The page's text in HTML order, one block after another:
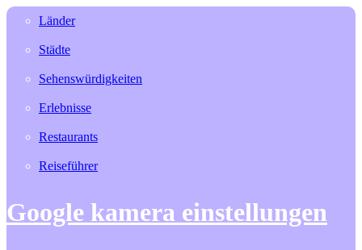
Länder
Städte
Sehenswürdigkeiten
Erlebnisse
Restaurants
Reiseführer
Google kamera einstellungen